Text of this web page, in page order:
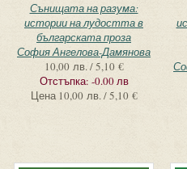
Сънищата на разума:
истории на лудостта в
българската проза
София Ангелова-Дамянова
10,00 лв. / 5,10 €
Отстъпка: -0.00 лв
Цена 10,00 лв. / 5,10 €